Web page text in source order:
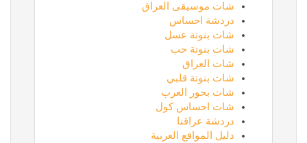
شات موسيقى العراق
دردشة احساس
شات بنوتة عسل
شات بنوتة حب
شات العراق
شات بنوتة قلبي
شات بحور العرب
شات احساس كول
دردشة عراقنا
دليل المواقع العربية